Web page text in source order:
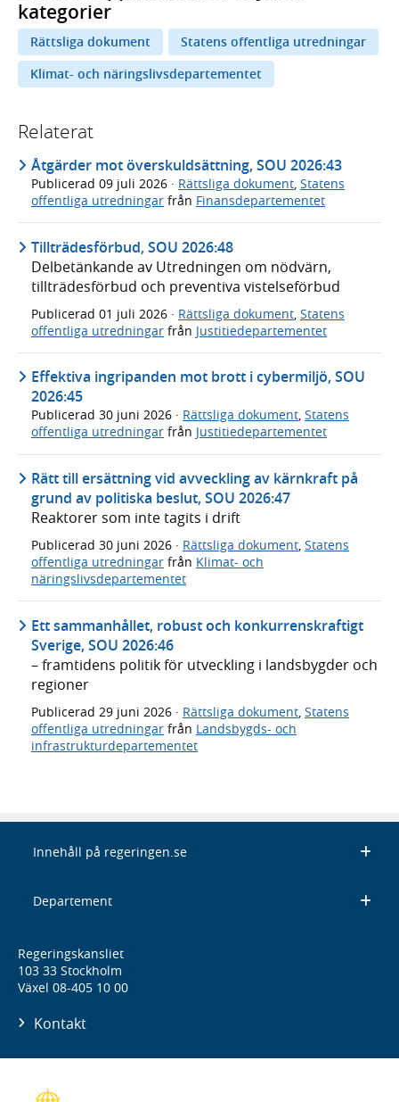
kategorier
Rättsliga dokument
Statens offentliga utredningar
Klimat- och näringslivsdepartementet
Relaterat
Åtgärder mot överskuldsättning, SOU 2026:43
Publicerad 09 juli 2026 · Rättsliga dokument, Statens
offentliga utredningar från Finansdepartementet
Tillträdesförbud, SOU 2026:48
Delbetänkande av Utredningen om nödvärn,
tillträdesförbud och preventiva vistelseförbud
Publicerad 01 juli 2026 · Rättsliga dokument Statens
offentliga utredningar från Justitiedepartementet
Effektiva ingripanden mot brott i cybermiljö, SOU
2026:45
Publicerad 30 juni 2026 · Rättsliga dokument, Statens
offentliga utredningar från Justitiedepartementet
Rätt till ersättning vid avveckling av kärnkraft på
grund av politiska beslut, SOU 2026:47
Reaktorer som inte tagits i drift
Publicerad 30 juni 2026 · Rättsliga dokument, Statens
offentliga utredningar från Klimat- och
näringslivsdepartementet
Ett sammanhållet, robust och konkurrenskraftigt
Sverige, SOU 2026:46
– framtidens politik för utveckling i landsbygder och
regioner
Publicerad 29 juni 2026 · Rättsliga dokument Statens
offentliga utredningar från Landsbygds- och
infrastrukturdepartementet
Innehåll på regeringen.se
Departement
Regeringskansliet
103 33 Stockholm
Växel 08-405 10 00
Kontakt